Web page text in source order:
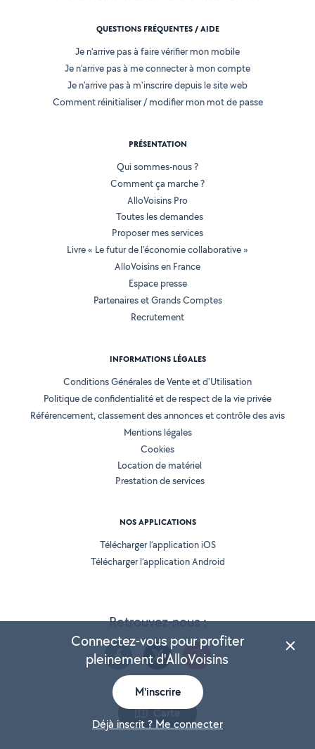
Carte
Retrouvez-nous :
QUESTIONS FRÉQUENTES / AIDE
Je n'arrive pas à faire vérifier mon mobile
Je n'arrive pas à me connecter à mon compte
Je n'arrive pas à m'inscrire depuis le site web
Comment réinitialiser / modifier mon mot de passe
PRÉSENTATION
Qui sommes-nous ?
Comment ça marche ?
AlloVoisins Pro
Toutes les demandes
Proposer mes services
Livre « Le futur de l'économie collaborative »
AlloVoisins en France
Espace presse
Partenaires et Grands Comptes
Recrutement
INFORMATIONS LÉGALES
Conditions Générales de Vente et d'Utilisation
Politique de confidentialité et de respect de la vie privée
Référencement, classement des annonces et contrôle des avis
Mentions légales
Cookies
Location de matériel
Prestation de services
NOS APPLICATIONS
Télécharger l’application iOS
Télécharger l’application Android
Connectez-vous pour profiter
pleinement d'AlloVoisins
M'inscrire
Déjà inscrit ? Me connecter